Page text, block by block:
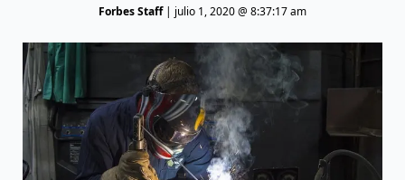
Forbes Staff| julio 1, 2020 @ 8:37:17 am